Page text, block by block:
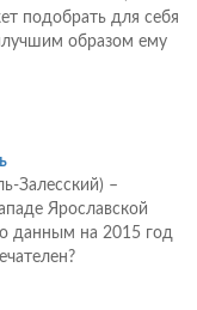
подобрать для себя
образом ему
Залесский) –
Ярославской
данным на 2015 год